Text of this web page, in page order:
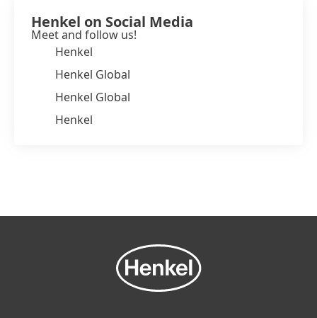
Henkel on Social Media
Meet and follow us!
Henkel
Henkel Global
Henkel Global
Henkel